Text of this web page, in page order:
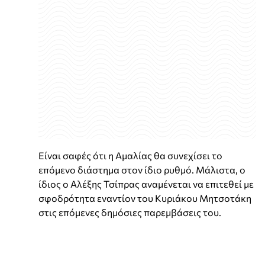
Είναι σαφές ότι η Αμαλίας θα συνεχίσει το
επόμενο διάστημα στον ίδιο ρυθμό. Μάλιστα, ο
ίδιος ο Αλέξης Τσίπρας αναμένεται να επιτεθεί με
σφοδρότητα εναντίον του Κυριάκου Μητσοτάκη
στις επόμενες δημόσιες παρεμβάσεις του.